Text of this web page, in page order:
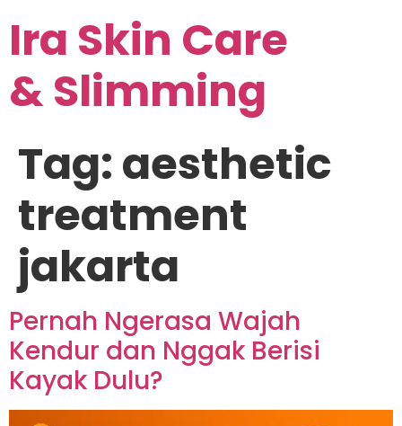
Ira Skin Care
& Slimming
Tag:aesthetic
treatment
jakarta
Pernah Ngerasa Wajah
Kendur dan Nggak Berisi
Kayak Dulu?